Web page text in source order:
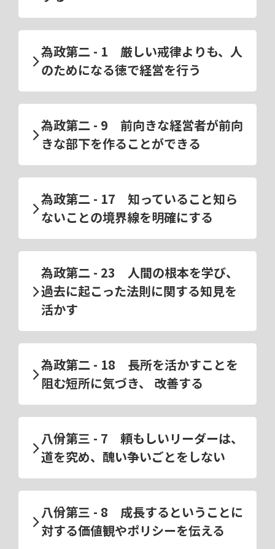
為政第二 - 1 厳しい戒律よりも、人
のためになる徳で経営を行う
為政第二 - 9 前向きな経営者が前向
きな部下を作ることができる
為政第二 - 17 知っていること知ら
ないことの境界線を明確にする
為政第二 - 23 人間の根本を学び、
過去に起こった法則に関する知見を
活かす
為政第二 - 18 長所を活かすことを
阻む短所に気づき、 改善する
八佾第三 - 7 頼もしいリーダーは、
道を究め、醜い争いごとをしない
八佾第三 - 8 成長するということに
対する価値観やポリシーを伝える